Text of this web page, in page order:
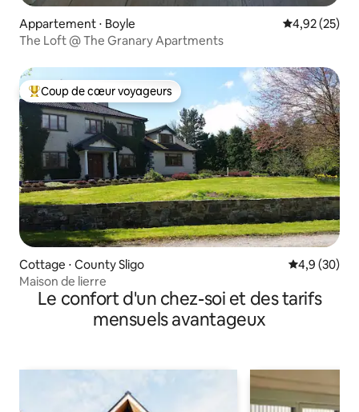
Appartement ⋅ Boyle Évaluation
4,92 (25)
The Loft @ The Granary Apartments
Coups de cœur voyageurs les plus appréciés
Coup de cœur voyageurs
Cottage ⋅ County Sligo Évaluation
4,9 (30)
Maison de lierre
Le confort d'un chez-soi et des tarifs
mensuels avantageux